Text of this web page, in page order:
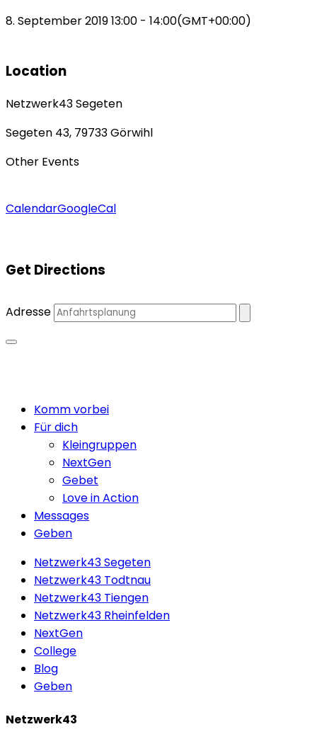
8. September 201913:00 - 14:00(GMT+00:00)
Location
Netzwerk43 Segeten
Segeten 43, 79733 Görwihl
Other Events
CalendarGoogleCal
Get Directions
Adresse
Close
Menu
Komm vorbei
Für dich
Kleingruppen
NextGen
Gebet
Love in Action
Messages
Geben
Netzwerk43 Segeten
Netzwerk43 Todtnau
Netzwerk43 Tiengen
Netzwerk43 Rheinfelden
NextGen
College
Blog
Geben
Netzwerk43